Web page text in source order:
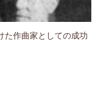
た作曲家としての成功